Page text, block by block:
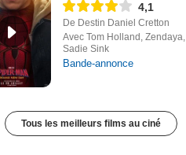
4,1
De Destin Daniel Cretton
Avec Tom Holland, Zendaya,
Sadie Sink
Bande-annonce
Tous les meilleurs films au ciné